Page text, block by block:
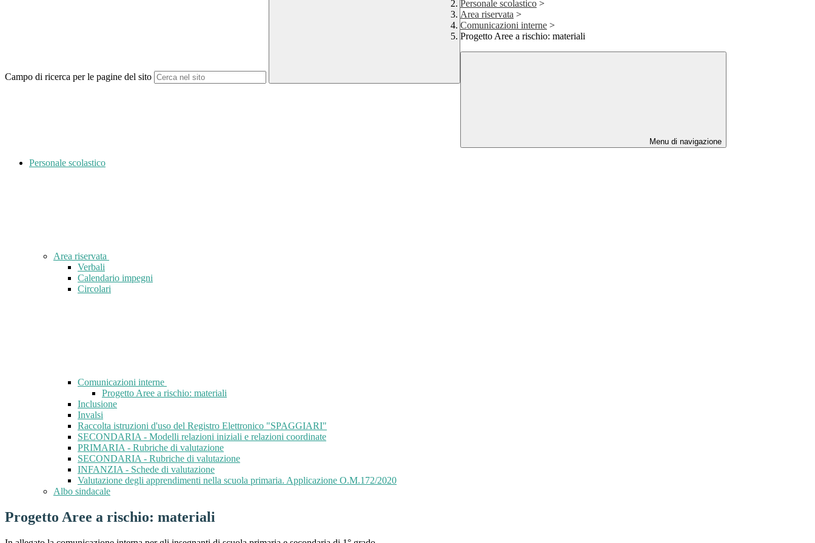
Campo di ricerca per le pagine del sito
Personale scolastico >
Area riservata >
Comunicazioni interne >
Progetto Aree a rischio: materiali
Menu di navigazione
Personale scolastico
Area riservata
Verbali
Calendario impegni
Circolari
Comunicazioni interne
Progetto Aree a rischio: materiali
Inclusione
Invalsi
Raccolta istruzioni d'uso del Registro Elettronico "SPAGGIARI"
SECONDARIA - Modelli relazioni iniziali e relazioni coordinate
PRIMARIA - Rubriche di valutazione
SECONDARIA - Rubriche di valutazione
INFANZIA - Schede di valutazione
Valutazione degli apprendimenti nella scuola primaria. Applicazione O.M.172/2020
Albo sindacale
Progetto Aree a rischio: materiali